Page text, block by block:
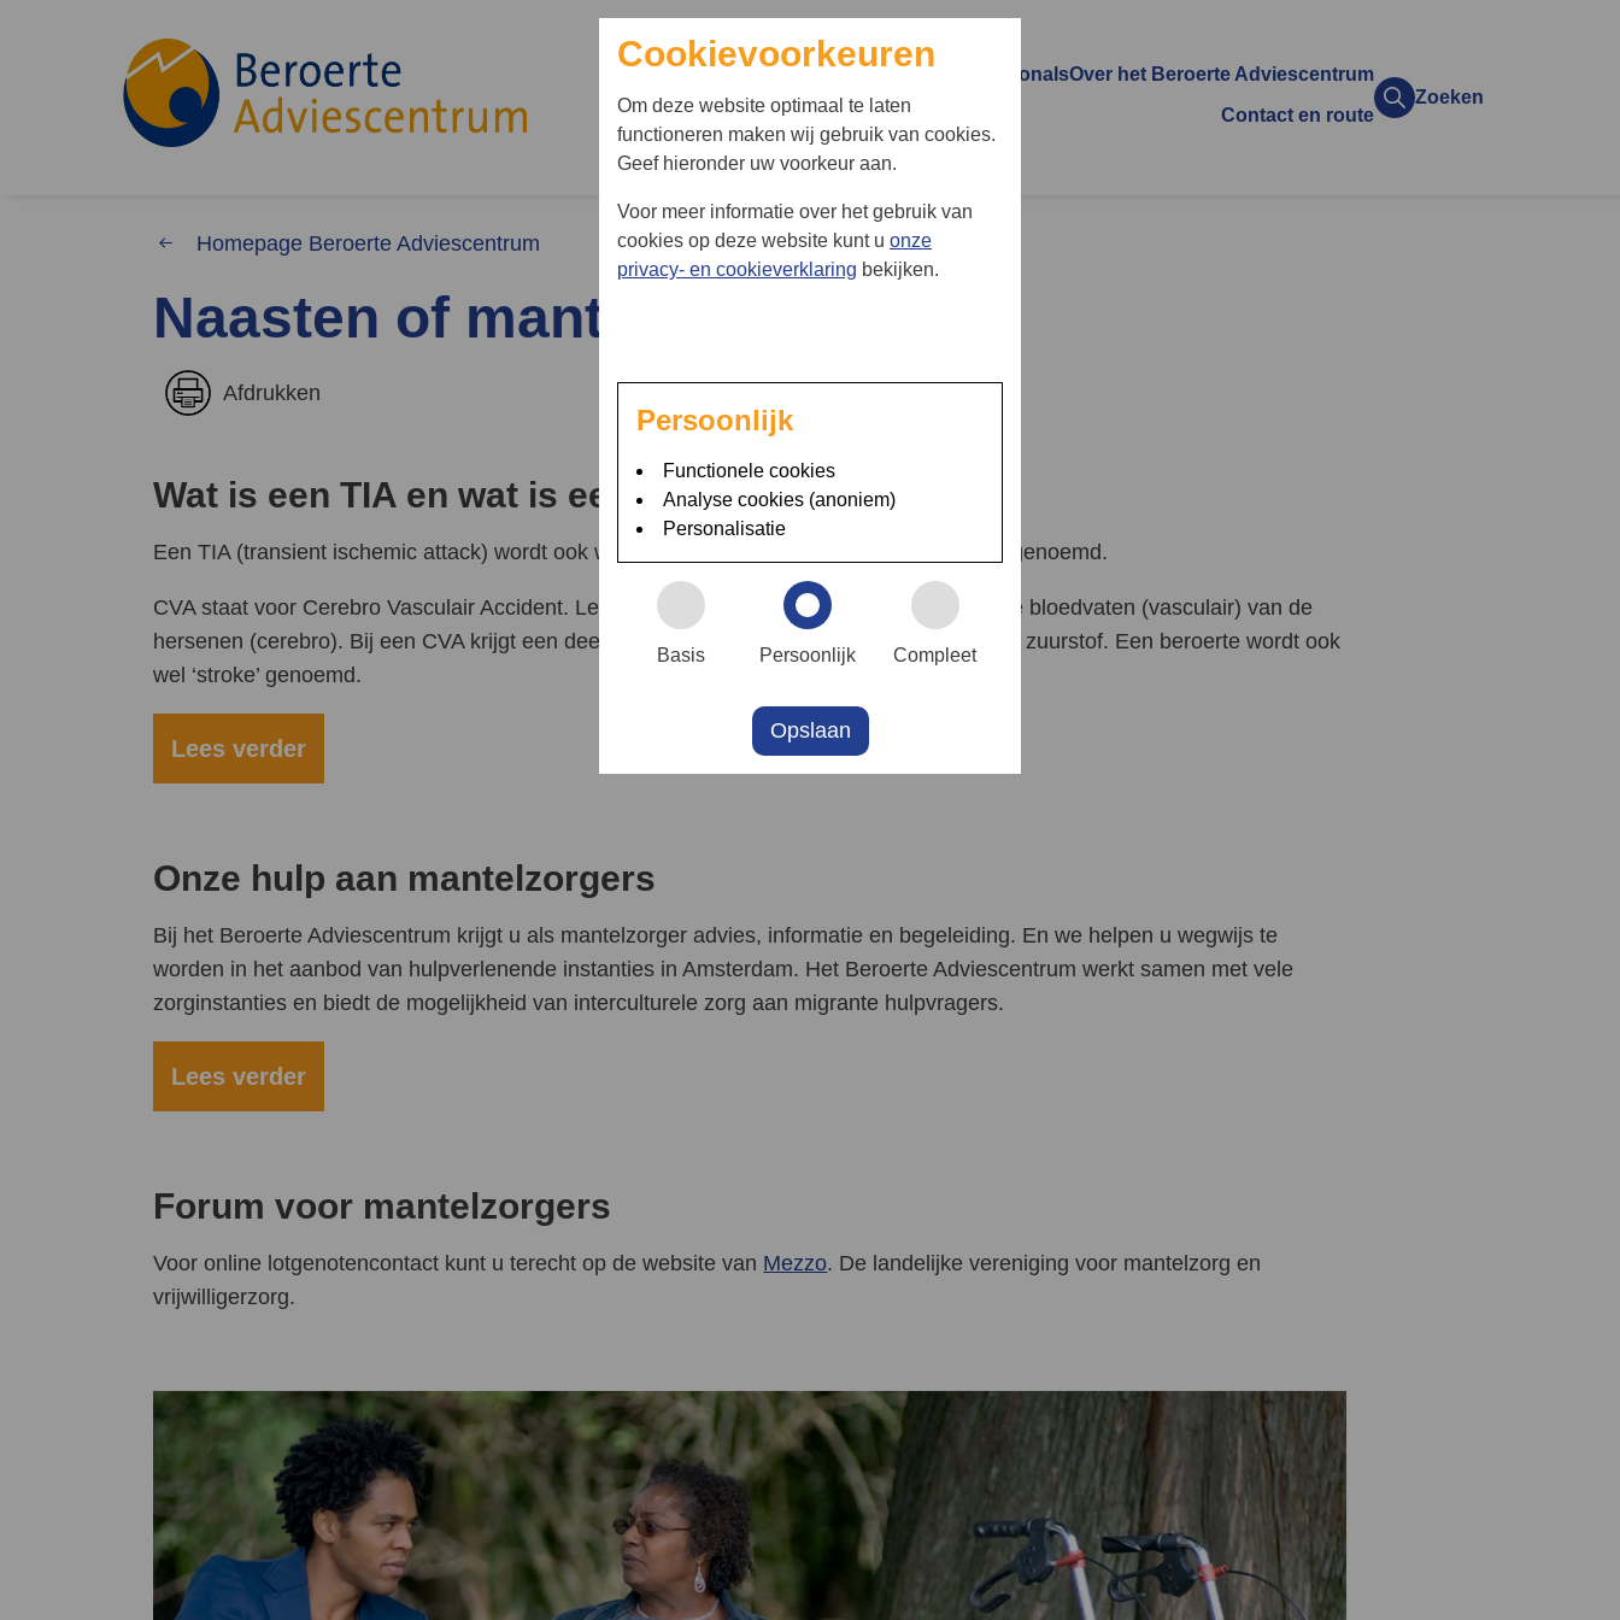
Wat is een TIA en wat is
een CVA
Wat zijn de gevolgen van
een beroerte
Wat is een TIA en wat is
een CVA
Wat zijn de gevolgen van
een beroerte
Professionals
Aanmelden patiënt
professionals
Over het Beroerte Adviescentrum
Contact en route
Zoeken
Waar bent u naar op zoek?
Homepage Beroerte Adviescentrum
Naasten of mantelzorgers
Afdrukken
Wat is een TIA en wat is een CVA?
Een TIA (transient ischemic attack) wordt ook wel een tijdelijke of voorbijgaande beroerte genoemd.
CVA staat voor Cerebro Vasculair Accident. Letterlijk vertaald: een ongeluk (accident) in de bloedvaten (vasculair) van de
hersenen (cerebro). Bij een CVA krijgt een deel van de hersenen opeens te weinig of geen zuurstof. Een beroerte wordt ook
wel ‘stroke’ genoemd.
Lees verder
Onze hulp aan mantelzorgers
Bij het Beroerte Adviescentrum krijgt u als mantelzorger advies, informatie en begeleiding. En we helpen u wegwijs te
worden in het aanbod van hulpverlenende instanties in Amsterdam. Het Beroerte Adviescentrum werkt samen met vele
zorginstanties en biedt de mogelijkheid van interculturele zorg aan migrante hulpvragers.
Lees verder
Forum voor mantelzorgers
Voor online lotgenotencontact kunt u terecht op de website van Mezzo. De landelijke vereniging voor mantelzorg en
vrijwilligerzorg.
Cookievoorkeuren
Om deze website optimaal te laten
functioneren maken wij gebruik van cookies.
Geef hieronder uw voorkeur aan.
Voor meer informatie over het gebruik van
cookies op deze website kunt u onze
privacy- en cookieverklaring bekijken.
Persoonlijk
Functionele cookies
Analyse cookies (anoniem)
Personalisatie
Basis Persoonlijk Compleet
Opslaan